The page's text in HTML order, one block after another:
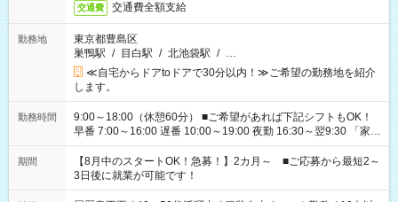
交通費 交通費全額支給
勤務地
東京都豊島区
巣鴨駅 / 目白駅 / 北池袋駅 / …
≪自宅からドアtoドアで30分以内！≫ご希望の勤務地を紹介
します。
勤務時間
9:00～18:00（休憩60分） ■ご希望があれば下記シフトもOK！
早番 7:00～16:00 遅番 10:00～19:00 夜勤 16:30～翌9:30 「家族
と休みを合わせたい」 「余裕を持って夕飯の準備がしたい」
「できれば残業はしたくない」 など、ご希望を教えてください
ね。 ※Wワーク希望の方へ 今ご覧のお仕事で希望する勤務時間
と、もう1つのお仕事の勤務時間。 合計で週40時間を超える場
期間
【8月中のスタートOK！急募！】2カ月～ ■ご応募から最短2～
3日後に就業が可能です！